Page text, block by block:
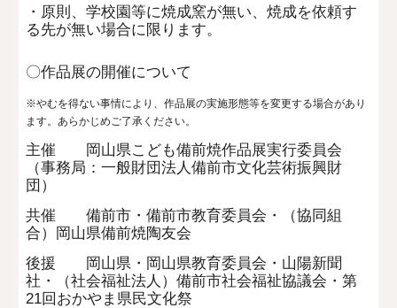
・原則、学校園等に焼成窯が無い、焼成を依頼す
る先が無い場合に限ります。
〇作品展の開催について
※やむを得ない事情により、作品展の実施形態等を変更する場合があり
ます。あらかじめご了承ください。
主催 岡山県こども備前焼作品展実行委員会
（事務局：一般財団法人備前市文化芸術振興財
団）
共催 備前市・備前市教育委員会・（協同組
合）岡山県備前焼陶友会
後援 岡山県・岡山県教育委員会・山陽新聞
社・（社会福祉法人）備前市社会福祉協議会・第
21回おかやま県民文化祭